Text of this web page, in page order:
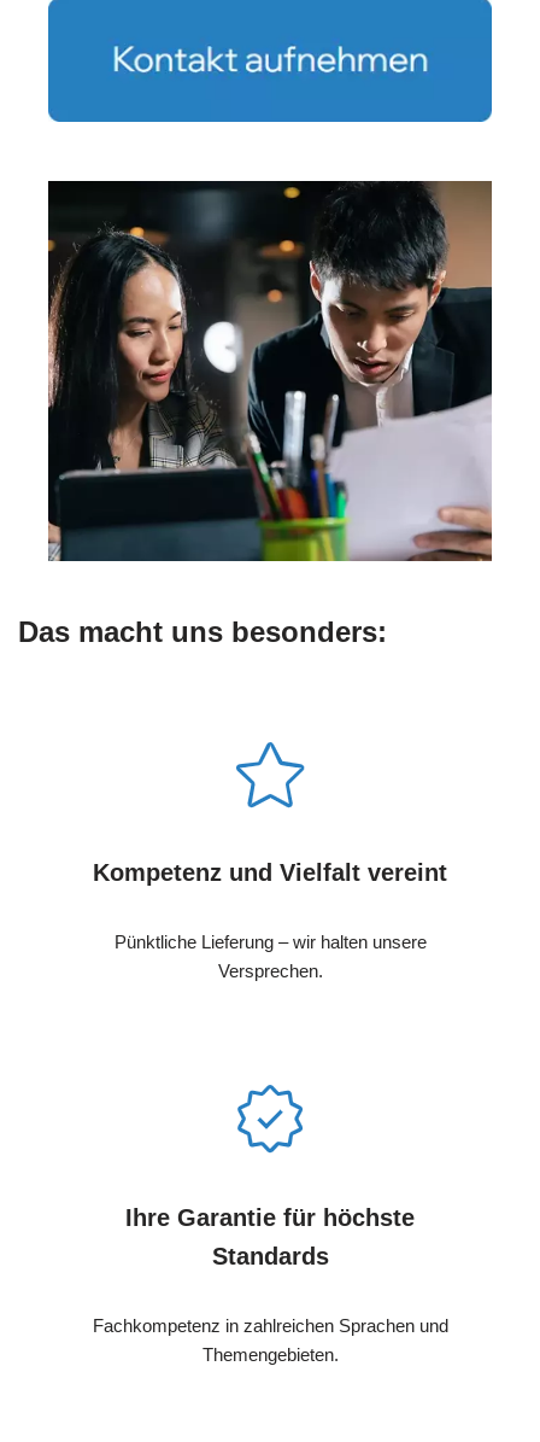
Das macht uns besonders:
Kompetenz und Vielfalt vereint
Pünktliche Lieferung – wir halten unsere
Versprechen.
Ihre Garantie für höchste
Standards
Fachkompetenz in zahlreichen Sprachen und
Themengebieten.